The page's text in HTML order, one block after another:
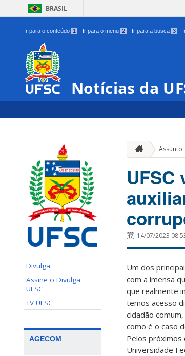
BRASIL
Ir para o conteúdo 1 Ir para o menu 2 Ir para a busca 3
Notícias da
Divulga
Assine o Divulga
UFSC
TV UFSC
AGECOM
14/07/2023
Um dos
com a imensa
que realmente
temos acesso
cidadão
como é o caso
Pelos próximos
Universidade